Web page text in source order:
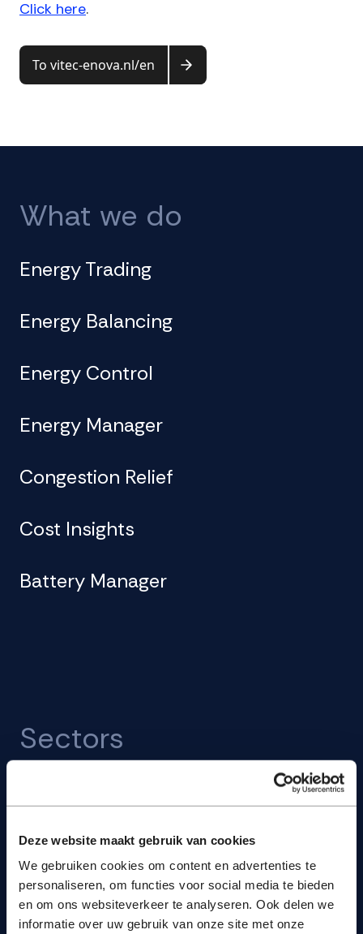
Deze website maakt gebruik van cookies
We gebruiken cookies om content en advertenties te
personaliseren, om functies voor social media te bieden
en om ons websiteverkeer te analyseren. Ook delen we
informatie over uw gebruik van onze site met onze
Click here.
To vitec-enova.nl/en
What we do
Energy Trading
Energy Balancing
Energy Control
Energy Manager
Congestion Relief
Cost Insights
Battery Manager
Sectors
Manufacturing
Logistics & Warehousing